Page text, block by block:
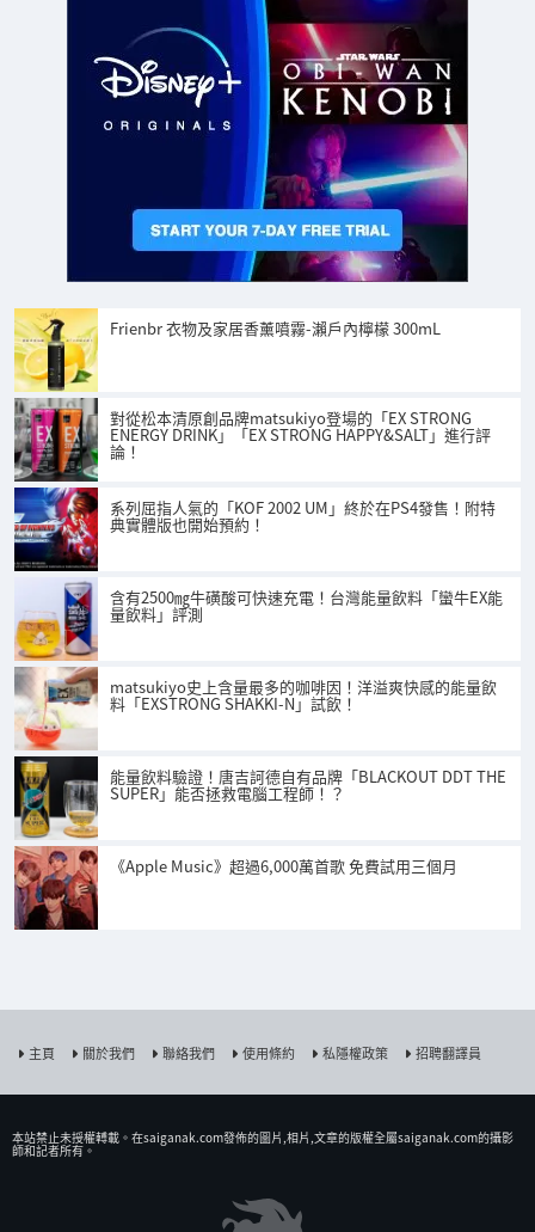
Frienbr 衣物及家居香薰噴霧-瀨戶內檸檬 300mL
對從松本清原創品牌matsukiyo登場的「EX STRONG
ENERGY DRINK」「EX STRONG HAPPY&SALT」進行評
論！
系列屈指人氣的「KOF 2002 UM」終於在PS4發售！附特
典實體版也開始預約！
含有2500㎎牛磺酸可快速充電！台灣能量飲料「蠻牛EX能
量飲料」評測
matsukiyo史上含量最多的咖啡因！洋溢爽快感的能量飲
料「EXSTRONG SHAKKI-N」試飲！
能量飲料驗證！唐吉訶德自有品牌「BLACKOUT DDT THE
SUPER」能否拯救電腦工程師！？
《Apple Music》超過6,000萬首歌 免費試用三個月
主頁 關於我們 聯絡我們 使用條約 私隱權政策 招聘翻譯員
本站禁止未授權𨍭載。在saiganak.com發佈的圖片,相片,文章的版權全屬saiganak.com的攝影
師和記者所有。